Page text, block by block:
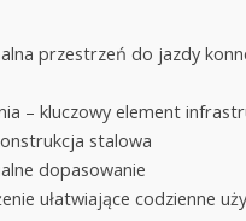
przestrzeń do jazdy
– kluczowy element
stalowa
dopasowanie
ułatwiające codzienne